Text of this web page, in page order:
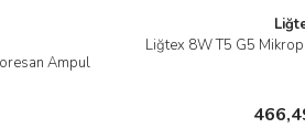
Ampul
Liğtex 8W T5 G5 Mikrop